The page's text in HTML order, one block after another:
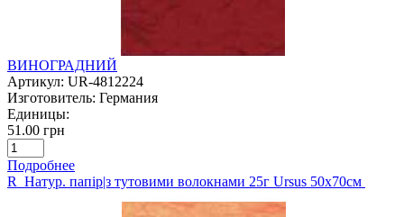
ВИНОГРАДНИЙ
Артикул: UR-4812224
Изготовитель: Германия
Единицы:
51.00 грн
Подробнее
R Натур. папір|з тутовими волокнами 25г Ursus 50х70см